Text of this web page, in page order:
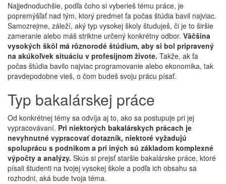
Najjednoduchšie, podľa čoho si vyberieš tému práce, je
popremýšľať nad tým, ktorý predmet ťa počas štúdia bavil najviac.
Samozrejme, záleží, aký typ vysokej školy študuješ, či je to širšie
zameranie alebo máš striktne určený konkrétny odbor. Väčšina
vysokých škôl má rôznorodé štúdium, aby si bol pripravený
na akúkoľvek situáciu v profesijnom živote. Takže, ak ťa
počas štúdia bavilo najviac programovanie alebo ekonomika, tak
pravdepodobne vieš, o čom budeš svoju prácu písať.
Typ bakalárskej práce
Od konkrétnej témy sa odvíja aj to, ako sa postupuje pri jej
vypracovávaní. Pri niektorých bakalárskych prácach je
nevyhnutné vypracovať dotazník, niektoré vyžadujú
spoluprácu s podnikom a pri iných sú základom komplexné
výpočty a analýzy. Skús si prejsť staršie bakalárske práce, ktoré
písali študenti na tvojej vysokej škole a podľa ich obsahu sa
rozhodni, aká bude tvoja téma.